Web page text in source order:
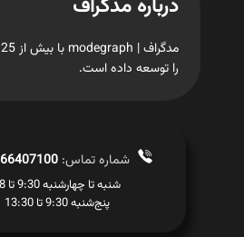
درباره مدگراف
را توسعه داده است.
شماره تماس: 66407100-021
شنبه تا چهارشنبه 9:30 تا 18
پنج‌شنبه 9:30 تا 13:30